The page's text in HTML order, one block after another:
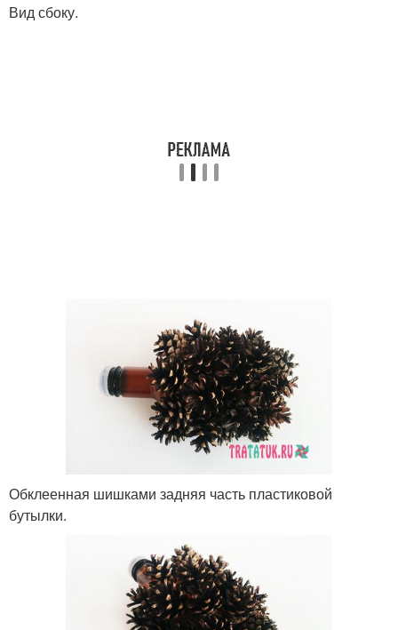
Вид сбоку.
Обклеенная шишками задняя часть пластиковой
бутылки.